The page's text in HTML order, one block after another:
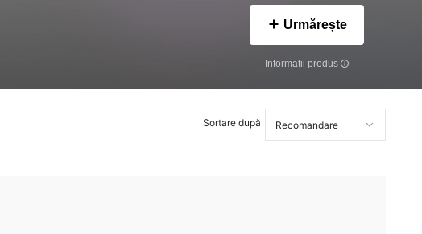
Urmărește
Informații produs
Sortare după